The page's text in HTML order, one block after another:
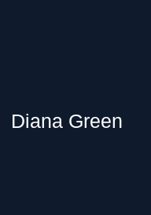
Diana Green